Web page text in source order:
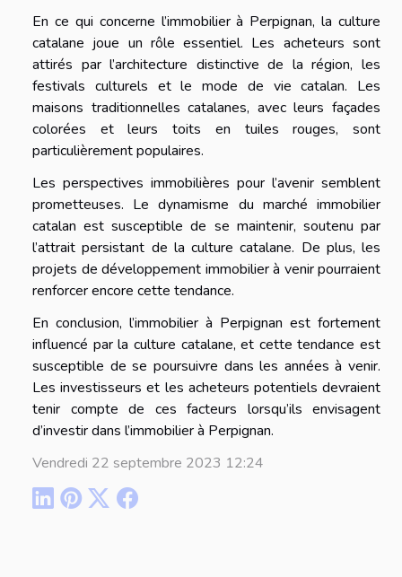
En ce qui concerne l’immobilier à Perpignan, la culture
catalane joue un rôle essentiel. Les acheteurs sont
attirés par l’architecture distinctive de la région, les
festivals culturels et le mode de vie catalan. Les
maisons traditionnelles catalanes, avec leurs façades
colorées et leurs toits en tuiles rouges, sont
particulièrement populaires.
Les perspectives immobilières pour l’avenir semblent
prometteuses. Le dynamisme du marché immobilier
catalan est susceptible de se maintenir, soutenu par
l’attrait persistant de la culture catalane. De plus, les
projets de développement immobilier à venir pourraient
renforcer encore cette tendance.
En conclusion, l’immobilier à Perpignan est fortement
influencé par la culture catalane, et cette tendance est
susceptible de se poursuivre dans les années à venir.
Les investisseurs et les acheteurs potentiels devraient
tenir compte de ces facteurs lorsqu’ils envisagent
d’investir dans l’immobilier à Perpignan.
Vendredi 22 septembre 2023 12:24